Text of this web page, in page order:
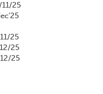
25
25
25
25